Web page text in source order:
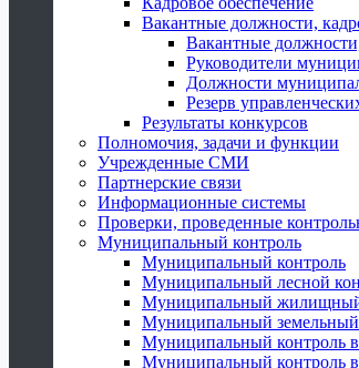
Вакантные должности,
Вакантные
Руководители
Должности
Резерв
Результаты конкурсов
Полномочия, задачи и функции
Учрежденные СМИ
Партнерские связи
Информационные системы
Проверки, проведенные
Муниципальный контроль
Муниципальный контроль
Муниципальный лесной
Муниципальный жилищный
Муниципальный земельный
Муниципальный контроль
Муниципальный контроль в